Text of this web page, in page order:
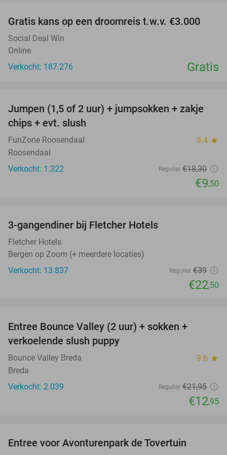
Gratis kans op een droomreis t.w.v. €3.000
Social Deal Win
Online
Verkocht: 187.276
Gratis
48%
Jumpen (1,5 of 2 uur) + jumpsokken + zakje
chips + evt. slush
FunZone Roosendaal 9.4 star
Roosendaal
Verkocht: 1.322
Regulier €18,30
€9,50
3-gangendiner bij Fletcher Hotels
Fletcher Hotels
Bergen op Zoom (+ meerdere locaties)
Verkocht: 13.837
Regulier €39
€22,50
Entree Bounce Valley (2 uur) + sokken +
verkoelende slush puppy
Bounce Valley Breda 9.6 star
Breda
Verkocht: 2.039
Regulier €21,95
€12,95
Entree voor Avonturenpark de Tovertuin